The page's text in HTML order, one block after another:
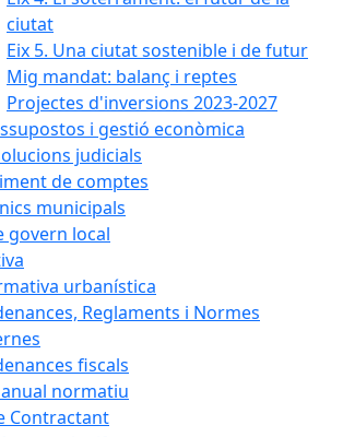
ciutat
Eix 5. Una ciutat sostenible i de futur
Mig mandat: balanç i reptes
Projectes d'inversions 2023-2027
i gestió econòmica
judicials
de comptes
municipals
govern local
urbanística
Reglaments i Normes
fiscals
anual normatiu
Contractant